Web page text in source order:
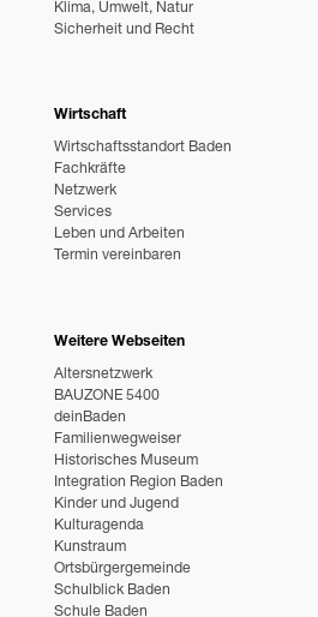
Klima, Umwelt, Natur
Sicherheit und Recht
Wirtschaft
Wirtschaftsstandort Baden
Fachkräfte
Netzwerk
Services
Leben und Arbeiten
Termin vereinbaren
Weitere Webseiten
Altersnetzwerk
BAUZONE 5400
deinBaden
Familienwegweiser
Historisches Museum
Integration Region Baden
Kinder und Jugend
Kulturagenda
Kunstraum
Ortsbürgergemeinde
Schulblick Baden
Schule Baden